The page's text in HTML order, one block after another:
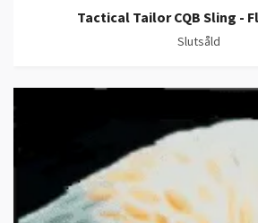
Tactical Tailor CQB Sling -
Slutsåld